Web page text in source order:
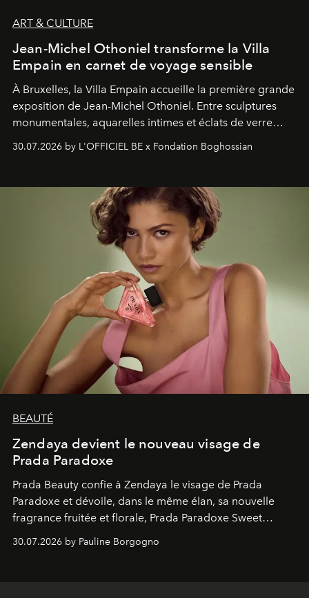
ART & CULTURE
Jean-Michel Othoniel transforme la Villa
Empain en carnet de voyage sensible
À Bruxelles, la Villa Empain accueille la première grande
exposition de Jean-Michel Othoniel. Entre sculptures
monumentales, aquarelles intimes et éclats de verre
émotionnel où chaque œuvre devient le souvenir
émerveillement.
30.07.2026 by L'OFFICIEL BE x Fondation Boghossian
BEAUTÉ
Zendaya devient le nouveau visage de
Prada Paradoxe
Prada Beauty confie à Zendaya le visage de Prada
Paradoxe et dévoile, dans le même élan, sa nouvelle
fragrance fruitée et florale, Prada Paradoxe Sweet
30.07.2026 by Pauline Borgogno